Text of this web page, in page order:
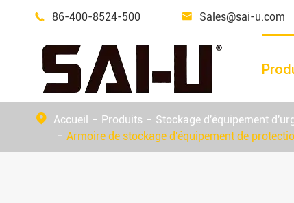
 86-400-8524-500  Sales@sai-u.com
Accueil Produits Stockage d'équipement
Armoire de stockage d'équipement de